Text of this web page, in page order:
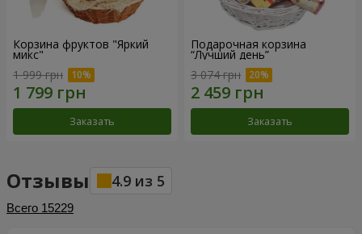
Корзина фруктов "Яркий
микс"
1 999 грн
Заказать
Подарочная корзина
“Лучший день”
3 074 грн
Заказать
Отзывы 4.9 из 5
Всего 15229